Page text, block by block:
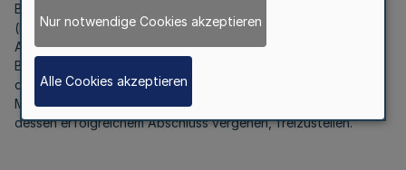
Bachelorgrades zu einem ersten Masterabschluss führt
(konsekutiven Masterstudiengang), sind sie oder er auf
Antrag von der Verpflichtung zur Rückzahlung des für das
Bachelorstudium bewilligten Studienbeitragsdarlehens und
dessen Zinsen für die Dauer des Studiums des
Masterstudienganges sowie für weitere zwei Jahre, die nach
dessen erfolgreichem Abschluss vergehen, freizustellen.“
Nur notwendige Cookies akzeptieren
Alle Cookies akzeptieren